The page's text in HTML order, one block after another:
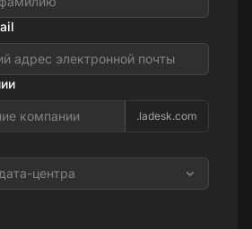
.ladesk.com
центра